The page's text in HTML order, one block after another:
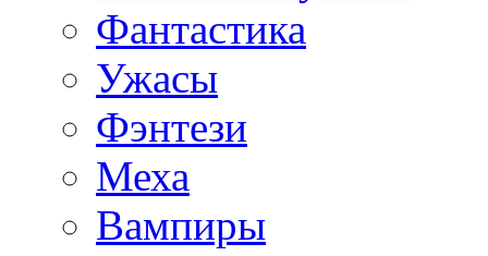
Фантастика
Ужасы
Фэнтези
Меха
Вампиры